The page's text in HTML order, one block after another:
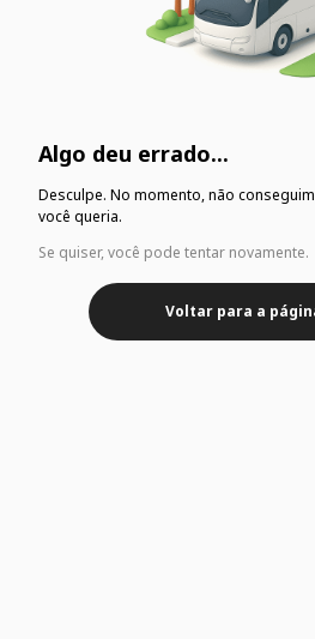
Algo deu errado...
Desculpe. No momento, não
você queria.
Se quiser, você pode tentar novamente.
Voltar para a